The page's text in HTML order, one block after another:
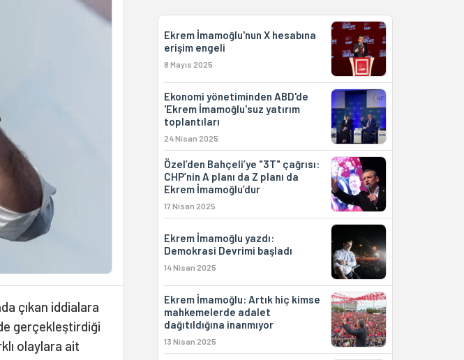
çıkan iddialara
gerçekleştirdiği
olaylara ait
Ekrem İmamoğlu'nun X hesabına
erişim engeli
8 Mayıs 2025
Ekonomi yönetiminden ABD'de
'Ekrem İmamoğlu'suz yatırım
toplantıları
24 Nisan 2025
Özel’den Bahçeli’ye "3T" çağrısı:
CHP’nin A planı da Z planı da
Ekrem İmamoğlu’dur
17 Nisan 2025
Ekrem İmamoğlu yazdı:
Demokrasi Devrimi başladı
14 Nisan 2025
Ekrem İmamoğlu: Artık hiç kimse
mahkemelerde adalet
dağıtıldığına inanmıyor
13 Nisan 2025